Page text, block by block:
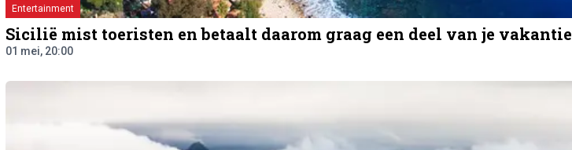
Entertainment
Sicilië mist toeristen en betaalt daarom graag een deel van je vakantie
01 mei, 20:00